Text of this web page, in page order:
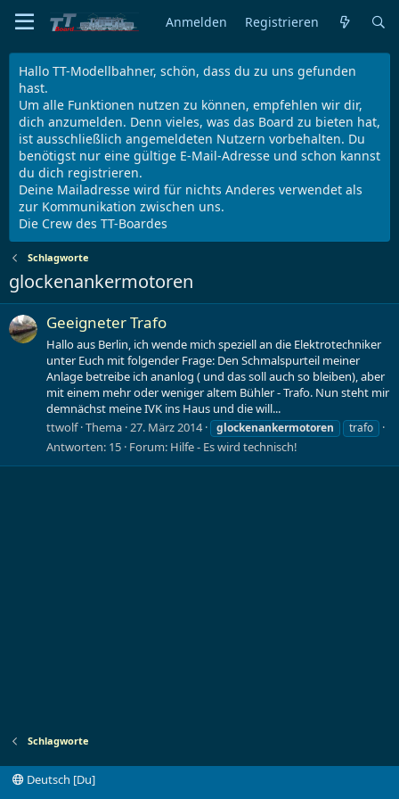
Anmelden Registrieren
Hallo TT-Modellbahner, schön, dass du zu uns gefunden
hast.
Um alle Funktionen nutzen zu können, empfehlen wir dir,
dich anzumelden. Denn vieles, was das Board zu bieten hat,
ist ausschließlich angemeldeten Nutzern vorbehalten. Du
benötigst nur eine gültige E-Mail-Adresse und schon kannst
du dich registrieren.
Deine Mailadresse wird für nichts Anderes verwendet als
zur Kommunikation zwischen uns.
Die Crew des TT-Boardes
Schlagworte
glockenankermotoren
Geeigneter Trafo
Hallo aus Berlin, ich wende mich speziell an die Elektrotechniker
unter Euch mit folgender Frage: Den Schmalspurteil meiner
Anlage betreibe ich ananlog ( und das soll auch so bleiben), aber
mit einem mehr oder weniger altem Bühler - Trafo. Nun steht mir
demnächst meine IVK ins Haus und die will...
ttwolf Thema 27. März 2014 glockenankermotoren trafo
Antworten: 15 Forum: Hilfe - Es wird technisch!
Schlagworte
Deutsch [Du]